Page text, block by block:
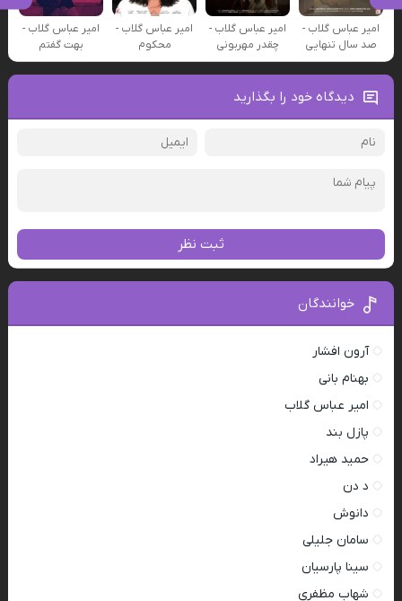
امیر عباس گلاب -
صد سال تنهایی
امیر عباس گلاب -
چقدر مهربونی
امیر عباس گلاب -
محکوم
امیر عباس گلاب -
بهت گفتم
دیدگاه خود را بگذارید
ثبت نظر
خوانندگان
آرون افشار
بهنام بانی
امیر عباس گلاب
پازل بند
حمید هیراد
د دن
دانوش
سامان جلیلی
سینا پارسیان
شهاب مظفری